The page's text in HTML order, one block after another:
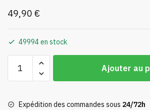
49,90 €
49994 en stock
Ajouter au
Expédition des commandes sous 24/72h